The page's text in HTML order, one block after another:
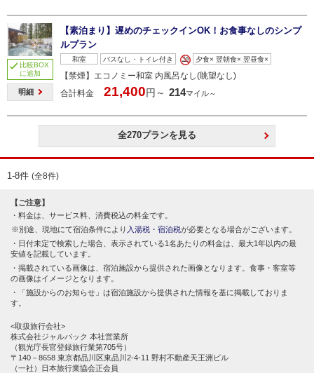
比較BOX
に追加
明細
【素泊まり】遅めのチェックインOK！お食事なしのシンプ
ルプラン
和室 バスなし・トイレ付き 夕食× 翌朝食× 翌昼食×
【禁煙】エコノミー和室 内風呂なし(眺望なし)
合計料金
21,400円～ 214マイル～
全270プランを見る
1-8件 (全8件)
【ご注意】
料金は、サービス料、消費税込の料金です。
別途、現地にて宿泊条件により 入湯税・宿泊税が必要となる場合がございます。
日付未定で検索した場合、表示されている1名あたりの料金は、最大1年以内の最
安値を記載しています。
掲載されている画像は、宿泊施設から提供された画像となります。食事・客室等
の画像はイメージとなります。
「施設からのお知らせ」は宿泊施設から提供された情報を基に掲載しておりま
す。
<取扱旅行会社>
株式会社ジャルパック 本社営業所
（観光庁長官登録旅行業第705号）
〒140－8658 東京都品川区東品川2-4-11 野村不動産天王洲ビル
（一社）日本旅行業協会正会員